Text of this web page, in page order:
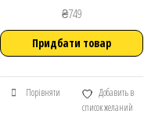
₴749
Придбати товар
Порівняти
Добавить в
список желаний